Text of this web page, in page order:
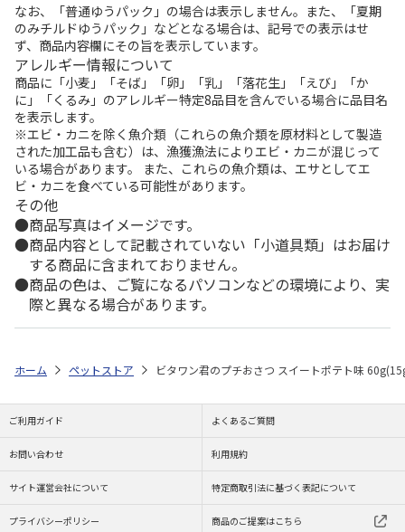
なお、「普通ゆうパック」の場合は表示しません。また、「夏期
のみチルドゆうパック」などとなる場合は、記号での表示はせ
ず、商品内容欄にその旨を表示しています。
アレルギー情報について
商品に「小麦」「そば」「卵」「乳」「落花生」「えび」「か
に」「くるみ」のアレルギー特定8品目を含んでいる場合に品目名
を表示します。
※エビ・カニを除く魚介類（これらの魚介類を原材料として製造
された加工品も含む）は、漁獲漁法によりエビ・カニが混じって
いる場合があります。 また、これらの魚介類は、エサとしてエ
ビ・カニを食べている可能性があります。
その他
商品写真はイメージです。
商品内容として記載されていない「小道具類」はお届け
する商品に含まれておりません。
商品の色は、ご覧になるパソコンなどの環境により、実
際と異なる場合があります。
ホーム ペットストア ビタワン君のプチおさつ スイートポテト味
ご利用ガイド よくあるご質問
お問い合わせ 利用規約
サイト運営会社について 特定商取引法に基づく表記について
プライバシーポリシー 商品のご提案はこちら